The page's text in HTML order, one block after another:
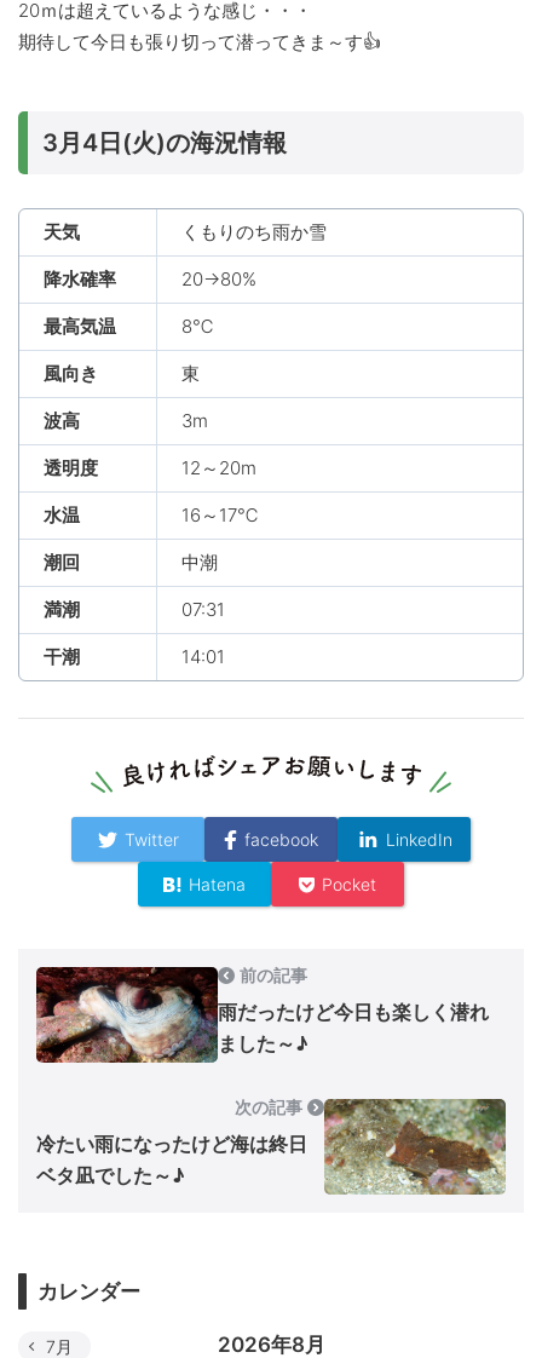
20ｍは超えているような感じ・・・
期待して今日も張り切って潜ってきま～す👍
3月4日(火)の海況情報
天気 くもりのち雨か雪
降水確率 20→80%
最高気温 8℃
風向き 東
波高 3m
透明度 12～20m
水温 16～17℃
潮回 中潮
満潮 07:31
干潮 14:01
Twitter facebook LinkedIn
Hatena Pocket
前の記事
雨だったけど今日も楽しく潜れ
ました～♪
次の記事
冷たい雨になったけど海は終日
ベタ凪でした～♪
カレンダー
2026年8月
7月